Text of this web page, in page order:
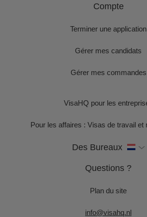
Compte
Terminer une application
Gérer mes candidats
Gérer mes commandes
VisaHQ pour les
Pour les affaires : Visas de travail et
Des Bureaux
Questions ?
Plan du site
info@visahq.nl